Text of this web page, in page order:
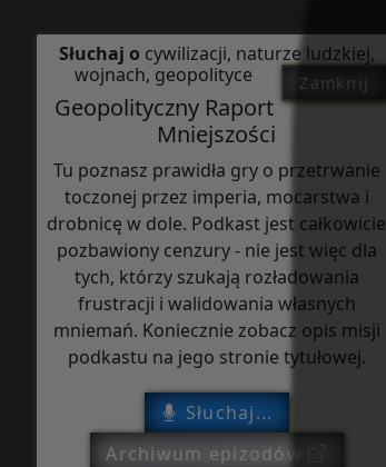
Słuchaj o cywilizacji, naturze ludzkiej,
wojnach, geopolityce
Zamknij
Geopolityczny Raport
Mniejszości
Tu poznasz prawidła gry o przetrwanie
toczonej przez imperia, mocarstwa i
drobnicę w dole. Podkast jest całkowicie
pozbawiony cenzury - nie jest więc dla
tych, którzy szukają rozładowania
frustracji i walidowania własnych
mniemań. Koniecznie zobacz opis misji
podkastu na jego stronie tytułowej.
Słuchaj...
Archiwum epizodów